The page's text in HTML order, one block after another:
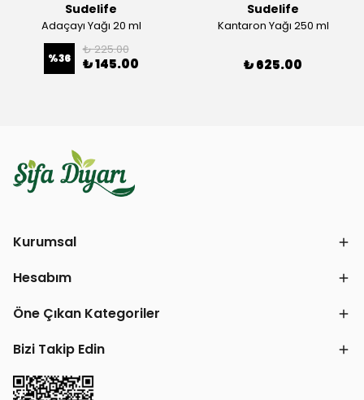
Sudelife
Adaçayı Yağı 20 ml
%36
₺ 225.00
₺ 145.00
Sudelife
Kantaron Yağı 250 ml
₺ 625.00
Kurumsal
Hesabım
Öne Çıkan Kategoriler
Bizi Takip Edin